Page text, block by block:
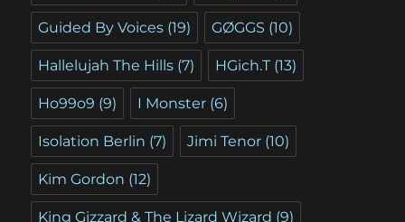
Guided By Voices (19) GØGGS (10)
Hallelujah The Hills (7) HGich.T (13)
Ho99o9 (9) I Monster (6)
Isolation Berlin (7) Jimi Tenor (10)
Kim Gordon (12)
King Gizzard & The Lizard Wizard (9)